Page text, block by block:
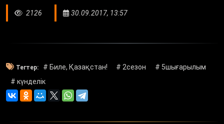
2126 30.09.2017, 13:57
Тегтер: # Биле, Қазақстан! # 2сезон
# 5шығарылым
# күнделік